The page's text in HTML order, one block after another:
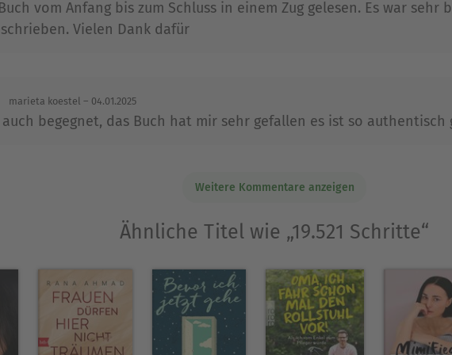
der »Goldenen Kamera«, dem »Deutschen Fernsehpreis« und
»Das rote Kleid«. Nach mehreren Jahren in Berlin lebt
vom Anfang bis zum Schluss in einem Zug gelesen. Es war
Vielen Dank dafür
marieta koestel – 04.01.2025
begegnet, das Buch hat mir sehr gefallen es ist so authentisch
Weitere Kommentare anzeigen
Ähnliche Titel wie „19.521 Schritte“